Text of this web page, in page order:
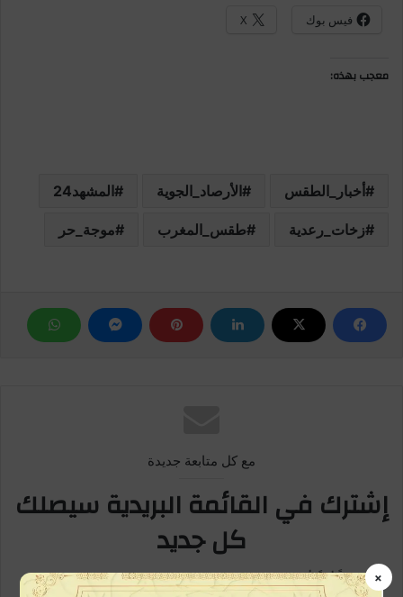
فيس بوك X
معجب بهذه:
أخبار_الطقس الأرصاد_الجوية المشهد24
زخات_رعدية طقس_المغرب موجة_حر
مع كل متابعة جديدة
إشترك في القائمة البريدية سيصلك
كل جديد
كن متابعاً أولاً بأول، خطوة بسيطة وتكون ممن يطلعون على الخبر في بداية
×